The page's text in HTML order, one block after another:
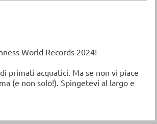
World Records 2024!
primati acquatici. Ma se non vi piace
(e non solo!). Spingetevi al largo e